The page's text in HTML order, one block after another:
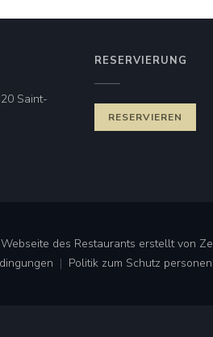
Saint-
RESERVIERUNG
RESERVIEREN
des Restaurants erstellt von
((öffnet ein neues Fenster))
Politik zum Schutz